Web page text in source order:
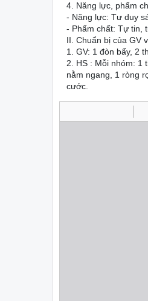
4. Năng lực, phẩm
- Năng lực: Tư duy
- Phẩm chất: Tự tin,
II. Chuẩn bị của GV
1. GV: 1 đòn bẩy, 2
2. HS : Mỗi nhóm: 1
nằm ngang, 1 ròng
cước.